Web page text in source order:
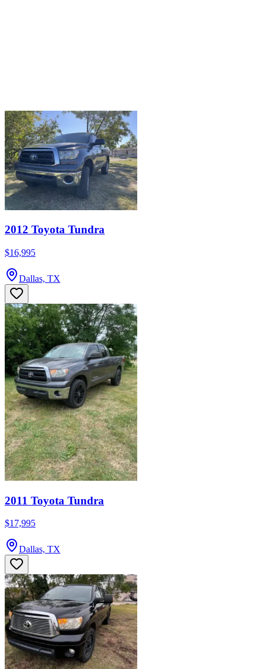
2012 Toyota Tundra
$16,995
Dallas, TX
2011 Toyota Tundra
$17,995
Dallas, TX